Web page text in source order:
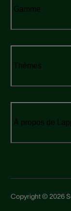
Gamme
Thèmes
À propos de
Copyright © 2026